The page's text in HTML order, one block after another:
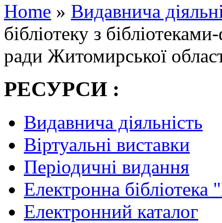
Home » Видавнича
бібліотеку з
ради Житомирської
РЕСУРСИ :
Видавнича діяльність
Віртуальні виставки
Періодичні видання
Електронна
Електронний каталог